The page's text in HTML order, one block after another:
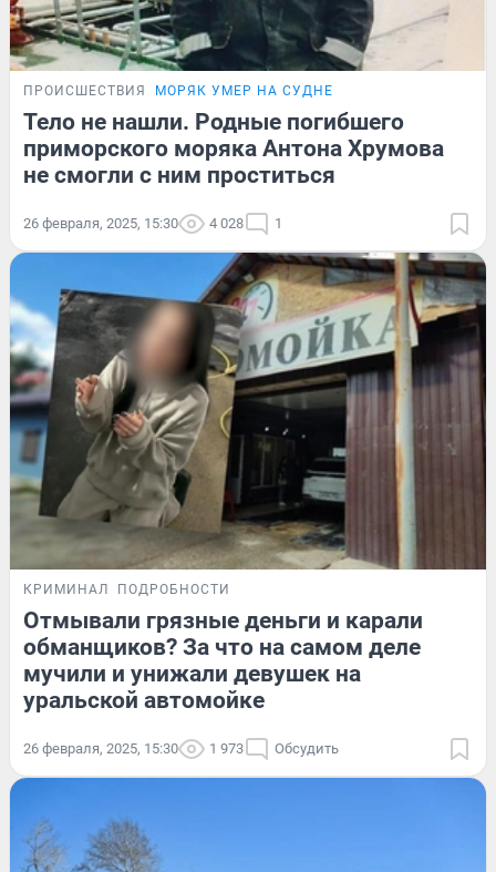
ПРОИСШЕСТВИЯ МОРЯК УМЕР НА СУДНЕ
Тело не нашли. Родные погибшего
приморского моряка Антона Хрумова
не смогли с ним проститься
26 февраля, 2025, 15:30 4 028 1
КРИМИНАЛ ПОДРОБНОСТИ
Отмывали грязные деньги и карали
обманщиков? За что на самом деле
мучили и унижали девушек на
уральской автомойке
26 февраля, 2025, 15:30 1 973 Обсудить